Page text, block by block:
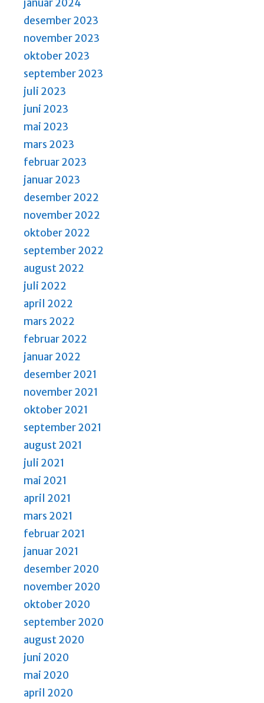
januar 2024
desember 2023
november 2023
oktober 2023
september 2023
juli 2023
juni 2023
mai 2023
mars 2023
februar 2023
januar 2023
desember 2022
november 2022
oktober 2022
september 2022
august 2022
juli 2022
april 2022
mars 2022
februar 2022
januar 2022
desember 2021
november 2021
oktober 2021
september 2021
august 2021
juli 2021
mai 2021
april 2021
mars 2021
februar 2021
januar 2021
desember 2020
november 2020
oktober 2020
september 2020
august 2020
juni 2020
mai 2020
april 2020